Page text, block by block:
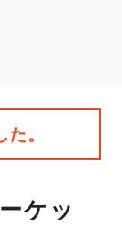
。
ケッ